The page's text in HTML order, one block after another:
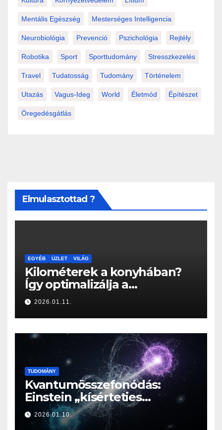
Mentális Egészség Mesterséges Intelligencia
Neurobiológia Prevenció Pszichológia Rejtély
Robotika Sport Sporttudomány Stresszkezelés
Travel Tudatosság Tudomány Történelem
Utazás Vagus-Ideg World Életmód Építészet
Öregedésgátlás
Elmulasztottad ?
EGYÉB ÜZLET VILÁG
Kilométerek a konyhában?
Így optimalizálja a
Konyhabútor Guru az
otthonod mozgásközpontját
2026.01.11.
TUDOMÁNY
Kvantumösszefonódás:
Einstein „kísérteties
távolhatása” a valóság
határán
2026.01.10.